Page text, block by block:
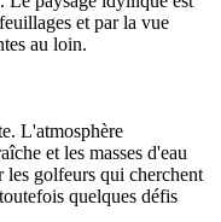
et par la vue
au loin.
L'atmosphère
et les masses d'eau
les golfeurs qui cherchent
quelques défis